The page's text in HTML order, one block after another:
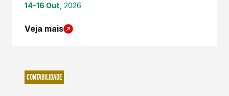
14-16 Out, 2026
Veja mais
CONTABILIDADE